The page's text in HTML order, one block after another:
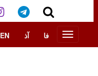
EN آذ فا